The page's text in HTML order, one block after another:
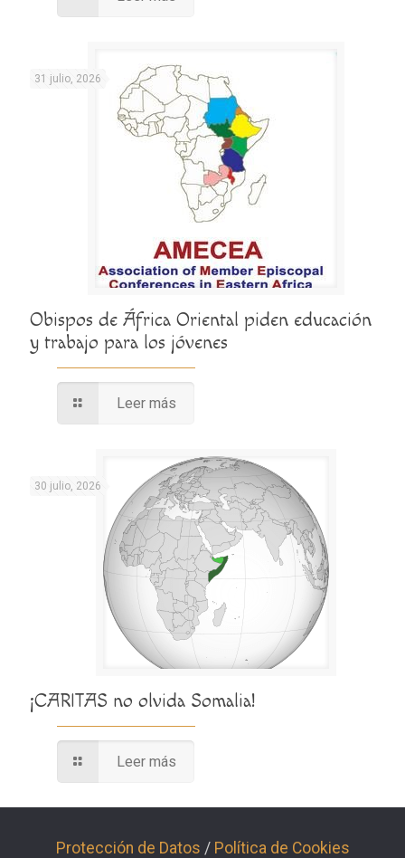
31 julio, 2026
Obispos de África Oriental piden educación
y trabajo para los jóvenes
Leer más
30 julio, 2026
¡CARITAS no olvida Somalia!
Leer más
Protección de Datos / Política de Cookies